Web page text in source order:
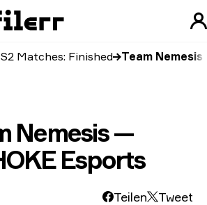
Matches: Finished Team Nemesis
Nemesis —
Esports
Teilen Tweet